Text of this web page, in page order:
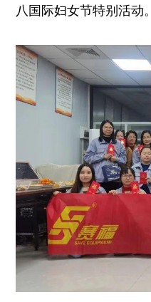
八国际妇女节特别活动。